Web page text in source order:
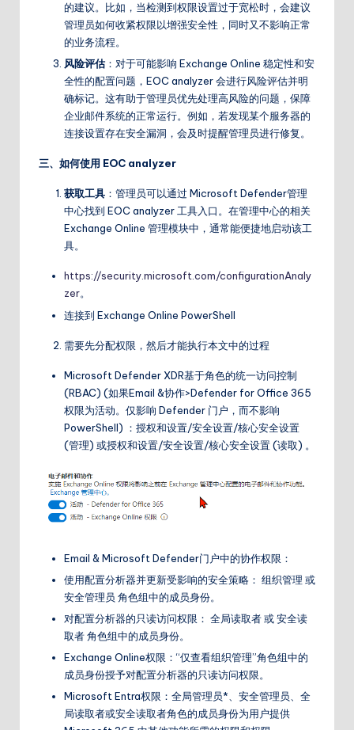
的建议。比如，当检测到权限设置过于宽松时，会建议
管理员如何收紧权限以增强安全性，同时又不影响正常
的业务流程。
风险评估 ：对于可能影响 Exchange Online 稳定性和安
全性的配置问题，EOC analyzer 会进行风险评估并明
确标记。这有助于管理员优先处理高风险的问题，保障
企业邮件系统的正常运行。例如，若发现某个服务器的
连接设置存在安全漏洞，会及时提醒管理员进行修复。
三、如何使用 EOC analyzer
获取工具 ：管理员可以通过 Microsoft Defender管理
中心找到 EOC analyzer 工具入口。在管理中心的相关
Exchange Online 管理模块中，通常能便捷地启动该工
具。
https://security.microsoft.com/configurationAnaly
zer。
连接到 Exchange Online PowerShell
需要先分配权限，然后才能执行本文中的过程
Microsoft Defender XDR基于角色的统一访问控制
(RBAC) (如果Email &协作>Defender for Office 365
权限为活动。仅影响 Defender 门户，而不影响
PowerShell) ：授权和设置/安全设置/核心安全设置
(管理) 或授权和设置/安全设置/核心安全设置 (读取) 。
Email & Microsoft Defender门户中的协作权限：
使用配置分析器并更新受影响的安全策略： 组织管理 或
安全管理员 角色组中的成员身份。
对配置分析器的只读访问权限： 全局读取者 或 安全读
取者 角色组中的成员身份。
Exchange Online权限：“仅查看组织管理”角色组中的
成员身份授予对配置分析器的只读访问权限。
Microsoft Entra权限：全局管理员*、安全管理员、全
局读取者或安全读取者角色的成员身份为用户提供